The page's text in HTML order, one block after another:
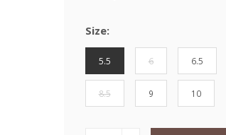
Size:
5.5 6 6.5
8.5 9 10